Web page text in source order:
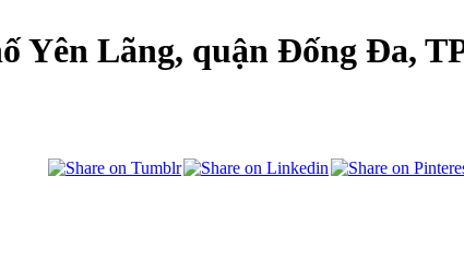
Yên Lãng, quận Đống Đa,